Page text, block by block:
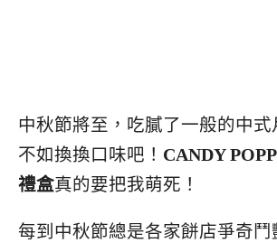
中秋節將至，吃膩了一般的中式
不如換換口味吧！ CANDY
禮盒真的要把我萌死！
每到中秋節總是各家餅店爭奇鬥